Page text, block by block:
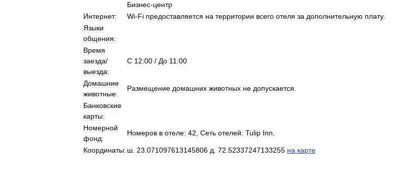
Бизнес-центр
Интернет:
Wi-Fi предоставляется на территории всего отеля за дополнительную плату.
Языки
общения:
Время
заезда/
выезда:
C 12:00 / До 11:00
Домашние
животные:
Размещение домашних животных не допускается
Банковские
карты:
Номерной
фонд:
Номеров в отеле: 42 Сеть отелей: Tulip Inn
Координаты: ш 23 071097613145806 д 72 52337247133255 на карте